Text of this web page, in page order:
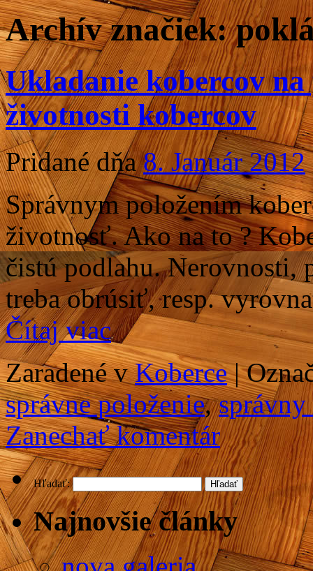
Archív značiek:
Ukladanie kobercov
životnosti kobercov
Pridané dňa 8. Január 2012
Správnym položením
životnosť. Ako na to ?
čistú podlahu. Nerovnosti,
treba obrúsiť, resp.
Čítaj viac
Zaradené v Koberce |
správne položenie,
Zanechať komentár
Hľadať:
Najnovšie články